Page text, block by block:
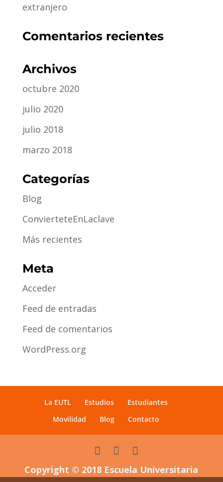
extranjero
Comentarios recientes
Archivos
octubre 2020
julio 2020
julio 2018
marzo 2018
Categorías
Blog
ConvierteteEnLaclave
Más recientes
Meta
Acceder
Feed de entradas
Feed de comentarios
WordPress.org
La EUTL Estudios
Estudiantes
Movilidad
Blog Contacto
Copyright © 2018 Escuela Universitaria